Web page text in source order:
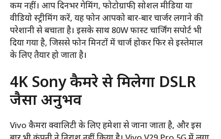
कम नहीं। आप दिनभर गेमिंग, फोटोग्राफी, सोशल मीडिया या
वीडियो स्ट्रीमिंग करें, यह फोन आपको बार-बार चार्जर लगाने की
परेशानी से बचाता है। इसके साथ 80W फास्ट चार्जिंग सपोर्ट भी
दिया गया है, जिससे फोन मिनटों में चार्ज होकर फिर से इस्तेमाल
के लिए तैयार हो जाता है।
4K Sony कैमरे से मिलेगा DSLR
जैसा अनुभव
Vivo कैमरा क्वालिटी के लिए हमेशा से जाना जाता है, और इस